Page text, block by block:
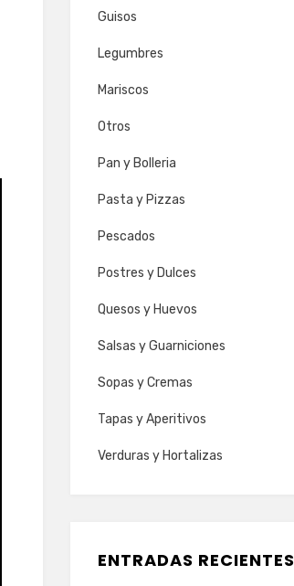
Guisos
Legumbres
Mariscos
Otros
Pan y Bolleria
Pasta y Pizzas
Pescados
Postres y Dulces
Quesos y Huevos
Salsas y Guarniciones
Sopas y Cremas
Tapas y Aperitivos
Verduras y Hortalizas
ENTRADAS RECIENTES